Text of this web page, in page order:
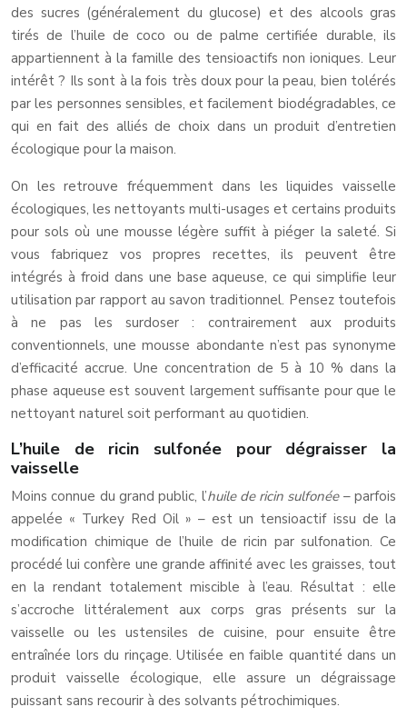
des sucres (généralement du glucose) et des alcools gras
tirés de l’huile de coco ou de palme certifiée durable, ils
appartiennent à la famille des tensioactifs non ioniques. Leur
intérêt ? Ils sont à la fois très doux pour la peau, bien tolérés
par les personnes sensibles, et facilement biodégradables, ce
qui en fait des alliés de choix dans un produit d’entretien
écologique pour la maison.
On les retrouve fréquemment dans les liquides vaisselle
écologiques, les nettoyants multi-usages et certains produits
pour sols où une mousse légère suffit à piéger la saleté. Si
vous fabriquez vos propres recettes, ils peuvent être
intégrés à froid dans une base aqueuse, ce qui simplifie leur
utilisation par rapport au savon traditionnel. Pensez toutefois
à ne pas les surdoser : contrairement aux produits
conventionnels, une mousse abondante n’est pas synonyme
d’efficacité accrue. Une concentration de 5 à 10 % dans la
phase aqueuse est souvent largement suffisante pour que le
nettoyant naturel soit performant au quotidien.
L’huile de ricin sulfonée pour dégraisser la
vaisselle
Moins connue du grand public, l’huile de ricin sulfonée– parfois
appelée « Turkey Red Oil » – est un tensioactif issu de la
modification chimique de l’huile de ricin par sulfonation. Ce
procédé lui confère une grande affinité avec les graisses, tout
en la rendant totalement miscible à l’eau. Résultat : elle
s’accroche littéralement aux corps gras présents sur la
vaisselle ou les ustensiles de cuisine, pour ensuite être
entraînée lors du rinçage. Utilisée en faible quantité dans un
produit vaisselle écologique, elle assure un dégraissage
puissant sans recourir à des solvants pétrochimiques.